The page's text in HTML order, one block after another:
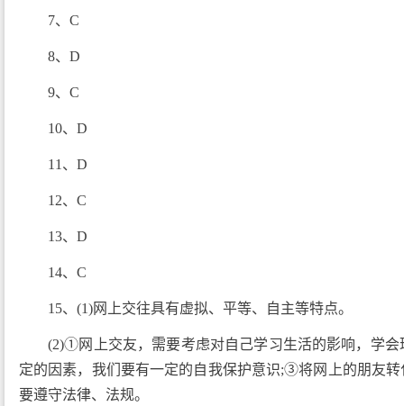
7、C
8、D
9、C
10、D
11、D
12、C
13、D
14、C
15、(1)网上交往具有虚拟、平等、自主等特点。
(2)①网上交友，需要考虑对自己学习生活的影响，学
定的因素，我们要有一定的自我保护意识;③将网上的朋友
要遵守法律、法规。